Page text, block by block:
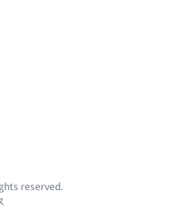
reserved.